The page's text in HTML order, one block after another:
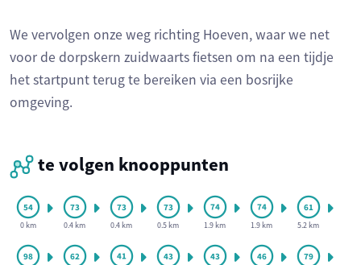
We vervolgen onze weg richting Hoeven, waar we net
voor de dorpskern zuidwaarts fietsen om na een tijdje
het startpunt terug te bereiken via een bosrijke
omgeving.
te volgen knooppunten
0 km 0.4 km 0.4 km 0.5 km 1.9 km 1.9 km 5.2 km